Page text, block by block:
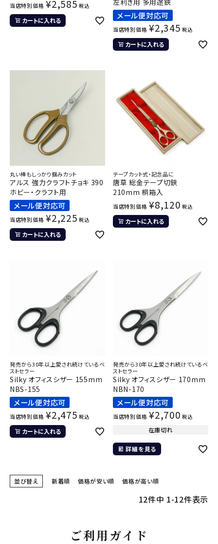
当店特別価格 ¥2,585 税込
カートに入れる
左利き用 多用途鋏
メール便対応可
当店特別価格 ¥2,345 税込
カートに入れる
丸い棒もしっかり掴みカット
アルス 強力クラフトチョキ 390
ホビー・クラフト用
メール便対応可
当店特別価格 ¥2,225 税込
カートに入れる
テープカット式・記念品に
唐草 総金テープ切鋏
210mm 桐箱入
当店特別価格 ¥8,120 税込
カートに入れる
発売から30年以上愛され続けているベ
ストセラー
Silky オフィスシザー 155mm
NBS-155
メール便対応可
当店特別価格 ¥2,475 税込
カートに入れる
発売から30年以上愛され続けているベ
ストセラー
Silky オフィスシザー 170mm
NBN-170
メール便対応可
当店特別価格 ¥2,700 税込
在庫切れ
詳細を見る
並び替え 新着順 価格が安い順 価格が高い順
12件中 1-12件表示
ご利用ガイド